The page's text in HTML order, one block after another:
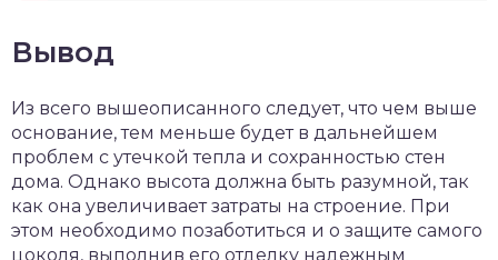
Вывод
Из всего вышеописанного следует, что чем выше
основание, тем меньше будет в дальнейшем
проблем с утечкой тепла и сохранностью стен
дома. Однако высота должна быть разумной, так
как она увеличивает затраты на строение. При
этом необходимо позаботиться и о защите самого
цоколя, выполнив его отделку надежным